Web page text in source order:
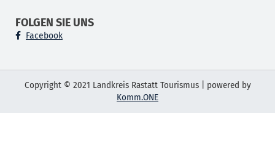
FOLGEN SIE UNS
Facebook
Copyright © 2021 Landkreis Rastatt Tourismus | powered by
Komm.ONE